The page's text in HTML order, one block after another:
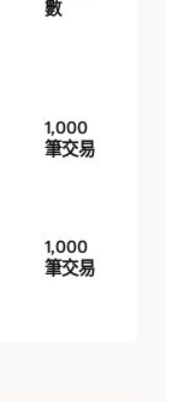
數
1,000
筆交易
1,000
筆交易